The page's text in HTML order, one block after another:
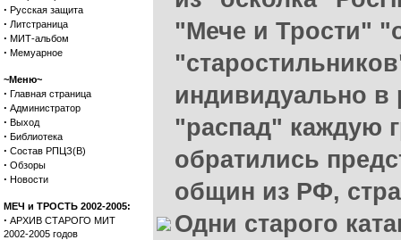
· Русская защита
· Литстраница
· МИТ-альбом
· Мемуарное
~Меню~
· Главная страница
· Администратор
· Выход
· Библиотека
· Состав РПЦЗ(В)
· Обзоры
· Новости
МЕЧ и ТРОСТЬ 2002-2005:
· АРХИВ СТАРОГО МИТ
2002-2005 годов
"Мече и Трости"
индивидуально в
"распад" каждую
обратились
общин из РФ,
Одни старого